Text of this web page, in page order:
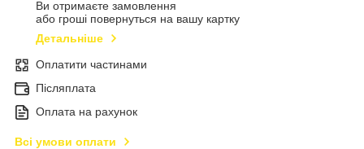
Ви отримаєте замовлення
або гроші повернуться на вашу картку
Детальніше
Оплатити частинами
Післяплата
Оплата на рахунок
Всі умови оплати